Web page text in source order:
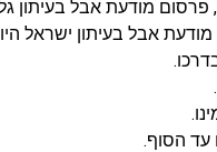
, פרסום מודעת אבל בעיתון
אבל בעיתון ישראל
עד הסוף.